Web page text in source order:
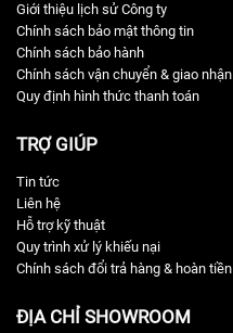
Giới thiệu lịch sử Công ty
Chính sách bảo mật thông tin
Chính sách bảo hành
Chính sách vận chuyển & giao nhận
Quy định hình thức thanh toán
TRỢ GIÚP
Tin tức
Liên hệ
Hỗ trợ kỹ thuật
Quy trình xử lý khiếu nại
Chính sách đổi trả hàng & hoàn tiền
ĐỊA CHỈ SHOWROOM